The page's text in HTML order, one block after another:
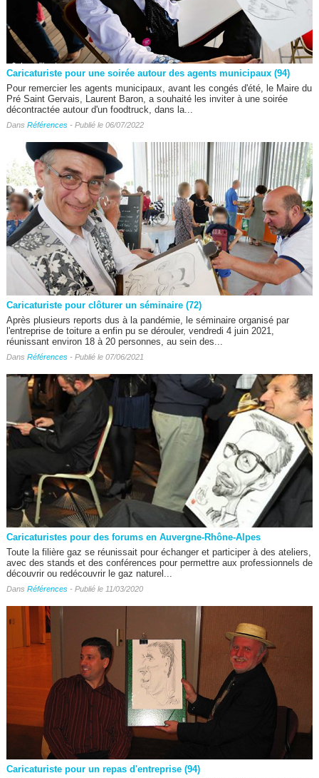
Caricaturiste pour une soirée autour des agents municipaux (94)
Pour remercier les agents municipaux, avant les congés d'été, le Maire du
Pré Saint Gervais, Laurent Baron, a souhaité les inviter à une soirée
décontractée autour d'un foodtruck, dans la...
Dans Références- Publié le 06/07/2022
Caricaturiste pour clôturer un séminaire (72)
Après plusieurs reports dus à la pandémie, le séminaire organisé par
l'entreprise de toiture a enfin pu se dérouler, vendredi 4 juin 2021,
réunissant environ 18 à 20 personnes, au sein des...
Dans Références- Publié le 07/06/2021
Caricaturistes pour des forums en Auvergne-Rhône-Alpes
Toute la filière gaz se réunissait pour échanger et participer à des ateliers,
avec des stands et des conférences pour permettre aux professionnels de
découvrir ou redécouvrir le gaz naturel...
Dans Références- Publié le 11/03/2020
Caricaturiste pour un repas d'entreprise (94)